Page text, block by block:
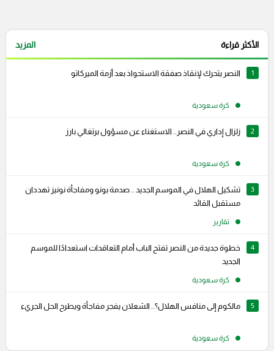
الأكثر قراءة المزيد
1 النصر يتحرك لإنقاذ صفقة الاستحواذ بعد أزمة الميركاتو
كرة سعودية
2 زلزال إداري في النصر.. الاستغناء عن مسؤول برتغالي بارز
كرة سعودية
3
تشكيل الهلال في الموسم الجديد .. صدمة بونو ومفاجأة نونيز تهددان
مستقبل القائد
تقارير
4
خطوة جديدة من النصر تفتح الباب أمام التعاقدات استعدادًا للموسم
الجديد
كرة سعودية
5 مالكوم إلى منافس الهلال؟.. الشعلان يفجر مفاجأة ويطرح الحل الجريء
كرة سعودية